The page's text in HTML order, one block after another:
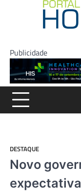
Publicidade
DESTAQUE
Novo